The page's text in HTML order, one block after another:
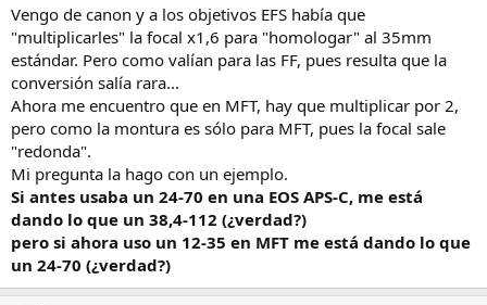
m
a
Vengo de canon y a los objetivos EFS había que
"multiplicarles" la focal x1,6 para "homologar" al 35mm
estándar. Pero como valían para las FF, pues resulta que la
conversión salía rara...
Ahora me encuentro que en MFT, hay que multiplicar por 2,
pero como la montura es sólo para MFT, pues la focal sale
"redonda".
Mi pregunta la hago con un ejemplo.
Si antes usaba un 24-70 en una EOS APS-C, me está
dando lo que un 38,4-112 (¿verdad?)
pero si ahora uso un 12-35 en MFT me está dando lo que
un 24-70 (¿verdad?)